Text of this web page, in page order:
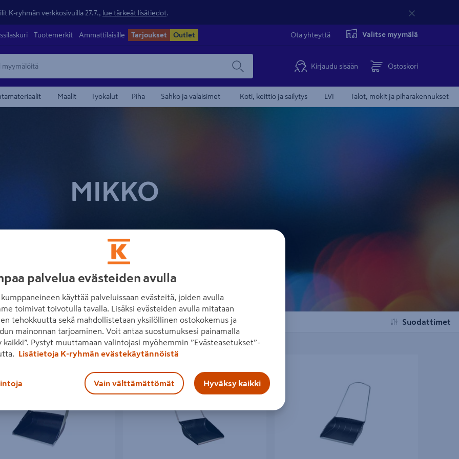
K-ryhmän verkkosivuilla 27.7., lue tärkeät lisätiedot
Tuotemerkit Ammattilaisille Tarjoukset Outlet Ota yhteyttä Valitse myymälä
Kirjaudu sisään Ostoskori
Maalit Työkalut Piha Sähkö ja valaisimet Koti, keittiö ja säilytys LVI Talot, mökit ja piharakennukset
MIKKO
Suodattimet
19 tuotetta
Lasten lumikola pikku Mikko
palvelua evästeiden avulla
käyttää palveluissaan evästeitä, joiden avulla
toimivat toivotulla tavalla. Lisäksi evästeiden avulla mitataan
tehokkuutta sekä mahdollistetaan yksilöllinen ostokokemus ja
mainonnan tarjoaminen. Voit antaa suostumuksesi painamalla
kaikki”. Pystyt muuttamaan valintojasi myöhemmin ”Evästeasetukset”-
Lisätietoja K-ryhmän evästekäytännöistä
Vain välttämättömät Hyväksy kaikki